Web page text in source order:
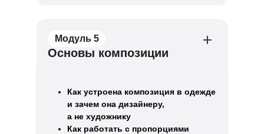
Модуль 5
Основы композиции
Как устроена композиция в одежде
и зачем она дизайнеру,
а не художнику
Как работать с пропорциями